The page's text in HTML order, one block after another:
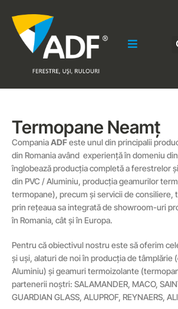
Termopane Neamț
CompaniaADFeste unul din principalii
din Romania având experiență în domeniu
înglobează producția completă a ferestrelor
din PVC / Aluminiu, producția geamurilor
termopane), precum și servicii de consiliere,
prin rețeaua sa integrată de showroom-uri
în Romania, cât și în Europa.
Pentru că obiectivul nostru este să oferim
și uși, alaturi de noi în producția de tâmplărie
Aluminiu) și geamuri termoizolante
partenerii noștri: SALAMANDER, MACO,
GUARDIAN GLASS, ALUPROF, REYNAERS,